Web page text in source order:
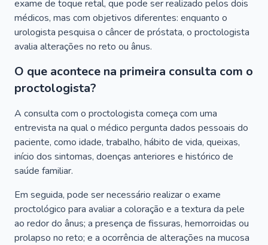
exame de toque retal, que pode ser realizado pelos dois
médicos, mas com objetivos diferentes: enquanto o
urologista pesquisa o câncer de próstata, o proctologista
avalia alterações no reto ou ânus.
O que acontece na primeira consulta com o
proctologista?
A consulta com o proctologista começa com uma
entrevista na qual o médico pergunta dados pessoais do
paciente, como idade, trabalho, hábito de vida, queixas,
início dos sintomas, doenças anteriores e histórico de
saúde familiar.
Em seguida, pode ser necessário realizar o exame
proctológico para avaliar a coloração e a textura da pele
ao redor do ânus; a presença de fissuras, hemorroidas ou
prolapso no reto; e a ocorrência de alterações na mucosa